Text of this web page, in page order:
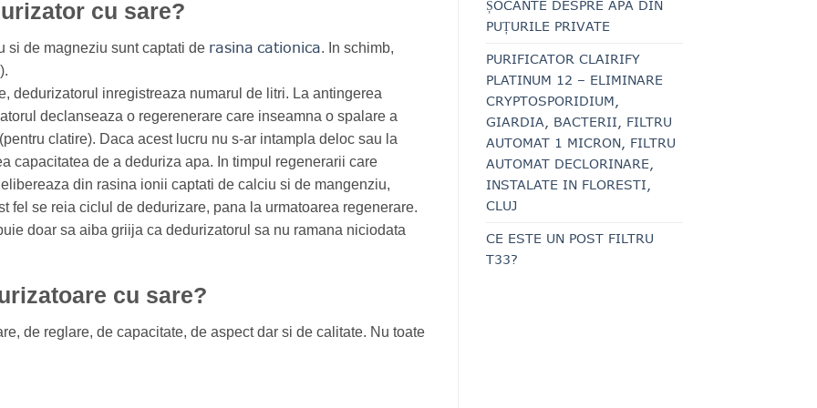
cu sare?
si de magneziu sunt captati de rasina cationica. In schimb,
dedurizatorul inregistreaza numarul de litri. La antingerea
declanseaza o regerenerare care inseamna o spalare a
clatire). Daca acest lucru nu s-ar intampla deloc sau la
capacitatea de a deduriza apa. In timpul regenerarii care
din rasina ionii captati de calciu si de mangenziu,
fel se reia ciclul de dedurizare, pana la urmatoarea regenerare.
doar sa aiba griija ca dedurizatorul sa nu ramana niciodata
cu sare?
de reglare, de capacitate, de aspect dar si de calitate. Nu toate
ȘOCANTE DESPRE APA DIN
PUȚURILE PRIVATE
PURIFICATOR CLAIRIFY
PLATINUM 12 – ELIMINARE
CRYPTOSPORIDIUM,
GIARDIA, BACTERII, FILTRU
AUTOMAT 1 MICRON, FILTRU
AUTOMAT DECLORINARE,
INSTALATE IN FLORESTI,
CLUJ
CE ESTE UN POST FILTRU
T33?